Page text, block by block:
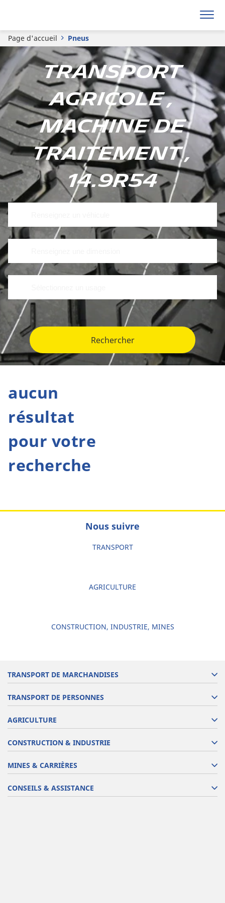
Page d'accueil Pneus
Transport
Agricole ,
Machine de
traitement ,
14.9R54
Rechercher
aucun
résultat
pour votre
recherche
Nous suivre
TRANSPORT
AGRICULTURE
CONSTRUCTION, INDUSTRIE, MINES
TRANSPORT DE MARCHANDISES
TRANSPORT DE PERSONNES
AGRICULTURE
CONSTRUCTION & INDUSTRIE
MINES & CARRIÈRES
CONSEILS & ASSISTANCE